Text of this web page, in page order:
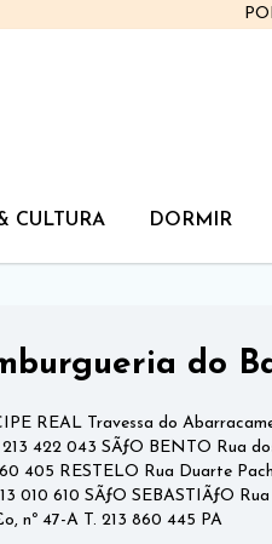
CULTURA DORMIR
do
REAL Travessa do
213 422 043 SÃƒO BENTO Rua
405 RESTELO Rua Duarte
010 610 SÃƒO SEBASTIÃƒO
nº 47-A T. 213 860 445 PA